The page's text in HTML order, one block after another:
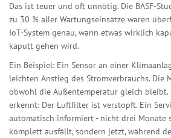
Das ist teuer und oft unnötig. Die BASF-
zu 30 % aller Wartungseinsätze waren
IoT-System genau, wann etwas wirklich
kaputt gehen wird.
Ein Beispiel: Ein Sensor an einer
leichten Anstieg des Stromverbrauchs. Die
obwohl die Außentemperatur gleich bleibt.
erkennt: Der Luftfilter ist verstopft. Ein
automatisch informiert - nicht drei Monate
komplett ausfällt, sondern jetzt, während